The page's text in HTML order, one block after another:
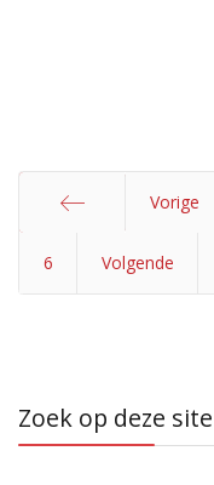
Vorige
6 Volgende
Zoek op deze site